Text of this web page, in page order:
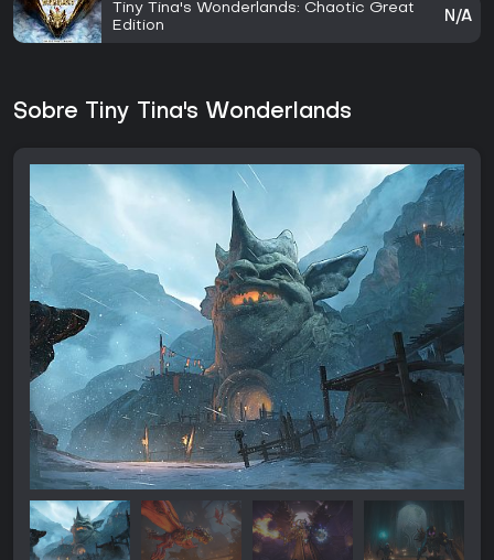
Tiny Tina's Wonderlands: Chaotic Great
Edition
N/A
Sobre Tiny Tina's Wonderlands